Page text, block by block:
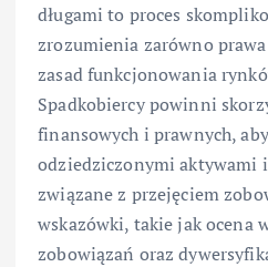
długami to proces
zrozumienia zarówno
zasad funkcjonowania
Spadkobiercy powinni
finansowych i prawnych,
odziedziczonymi aktywami
związane z przejęciem
wskazówki, takie jak ocena
zobowiązań oraz